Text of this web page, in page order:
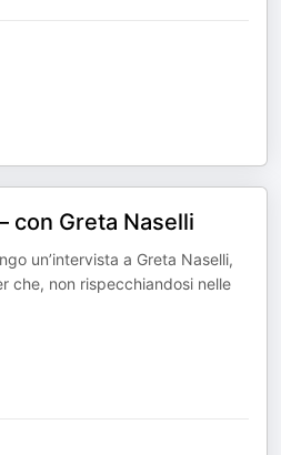
con Greta Naselli
un’intervista a Greta Naselli,
che, non rispecchiandosi nelle